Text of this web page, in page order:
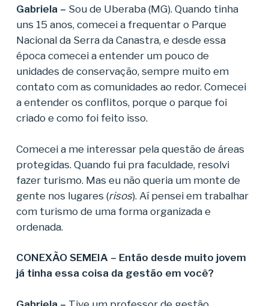
Gabriela – Sou de Uberaba (MG). Quando tinha
uns 15 anos, comecei a frequentar o Parque
Nacional da Serra da Canastra, e desde essa
época comecei a entender um pouco de
unidades de conservação, sempre muito em
contato com as comunidades ao redor. Comecei
a entender os conflitos, porque o parque foi
criado e como foi feito isso.
Comecei a me interessar pela questão de áreas
protegidas. Quando fui pra faculdade, resolvi
fazer turismo. Mas eu não queria um monte de
gente nos lugares (risos). Aí pensei em trabalhar
com turismo de uma forma organizada e
ordenada.
CONEXÃO SEMEIA – Então desde muito jovem
já tinha essa coisa da gestão em você?